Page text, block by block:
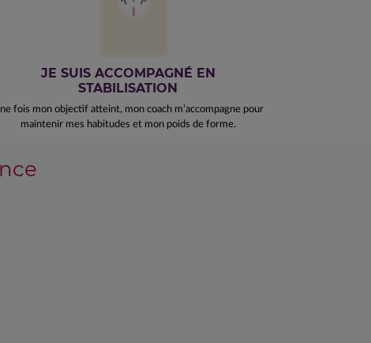
JE SUIS ACCOMPAGNÉ EN
STABILISATION
fois mon objectif atteint, mon coach m’accompagne pour
maintenir mes habitudes et mon poids de forme.